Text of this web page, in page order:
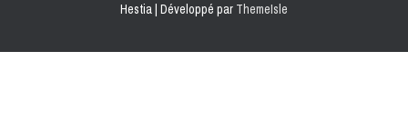
Hestia | Développé par ThemeIsle